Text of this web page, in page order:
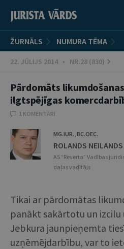
ŽURNĀLS NUMURA TĒMA
22. JŪLIJS 2014 • NR.28 (830)
Pārdomāts
ilgtspējīgas
1 KOMENTĀRI
MG.IUR., BC.OEC.
ROLANDS NEILANDS
AS “Reverta” Vadības
daļas vadītājs
Tikai ar pārdomātas
panākt sakārtotu un izcilu
Jebkura jaunpieņemta
uzņēmējdarbību, var to